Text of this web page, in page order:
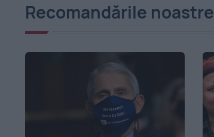
Recomandările noastre